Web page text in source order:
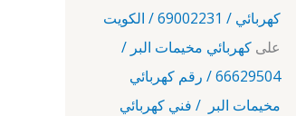
كهربائي / 69002231 / الكويت
على كهربائي مخيمات البر /
66629504 / رقم كهربائي
مخيمات البر / فني كهربائي